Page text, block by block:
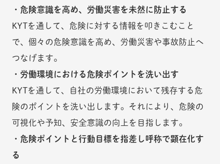
・危険意識を高め、労働災害を未然に防止する
KYTを通して、危険に対する情報を叩きこむこと
で、個々の危険意識を高め、労働災害や事故防止へ
つなげます。
・労働環境における危険ポイントを洗い出す
KYTを通して、自社の労働環境において残存する危
険のポイントを洗い出します。それにより、危険の
可視化や予知、安全意識の向上を目指します。
・危険ポイントと行動目標を指差し呼称で顕在化す
る